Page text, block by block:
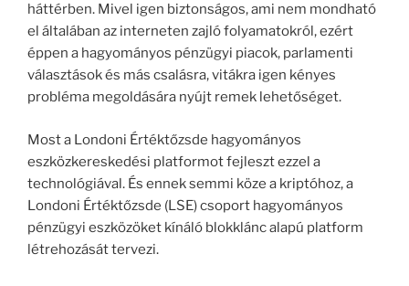
háttérben. Mivel igen biztonságos, ami nem mondható
el általában az interneten zajló folyamatokról, ezért
éppen a hagyományos pénzügyi piacok, parlamenti
választások és más csalásra, vitákra igen kényes
probléma megoldására nyújt remek lehetőséget.
Most a Londoni Értéktőzsde hagyományos
eszközkereskedési platformot fejleszt ezzel a
technológiával. És ennek semmi köze a kriptóhoz, a
Londoni Értéktőzsde (LSE) csoport hagyományos
pénzügyi eszközöket kínáló blokklánc alapú platform
létrehozását tervezi.